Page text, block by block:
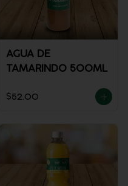
AGUA DE
TAMARINDO 500ML
$52.00